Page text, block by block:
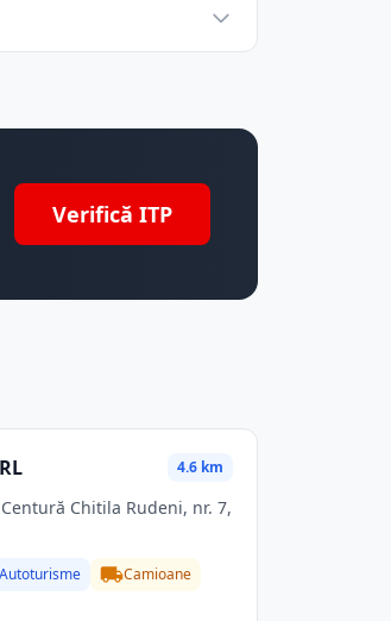
Verifică ITP
4.6 km
Autoturisme Camioane